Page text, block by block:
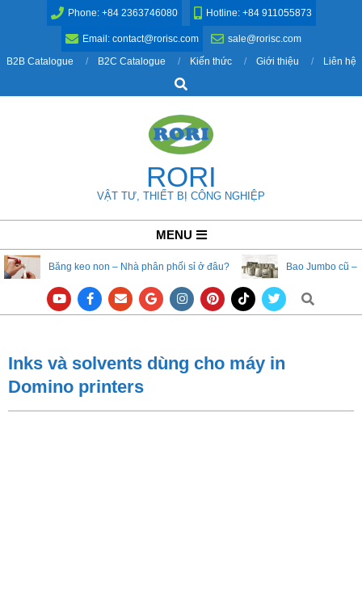
Phone: +84 2363746080 Hotline: +84 911055873
Email: contact@rorisc.com
sale@rorisc.com
B2B Catalogue
B2C Catalogue Kiến thức Giới thiệu
Liên hệ
Search
RORI
VẬT TƯ, THIẾT BỊ CÔNG NGHIỆP
Navigation
Menu
MENU
Băng keo non – Nhà phân phối sỉ ở đâu? Bao Jumbo cũ –
Search
Inks và solvents dùng cho máy in
Domino printers